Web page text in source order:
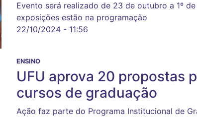
Evento será realizado de 23 de outubro a 1º
exposições estão na programação
22/10/2024 - 11:56
ENSINO
UFU aprova 20 propostas
cursos de graduação
Ação faz parte do Programa Institucional de